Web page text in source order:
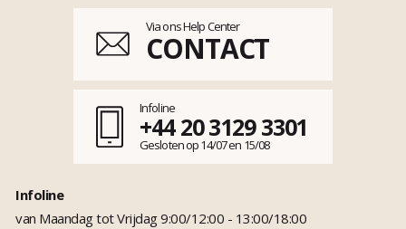
Via ons Help Center
CONTACT
Infoline
+44 20 3129 3301
Gesloten op 14/07 en 15/08
Infoline
van Maandag tot Vrijdag 9:00/12:00 - 13:00/18:00